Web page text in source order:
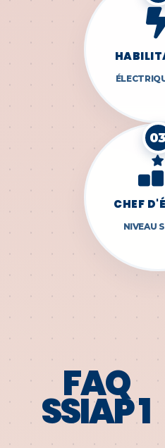
03
CHEF
NIVEAU
FAQ
SSIAP 1